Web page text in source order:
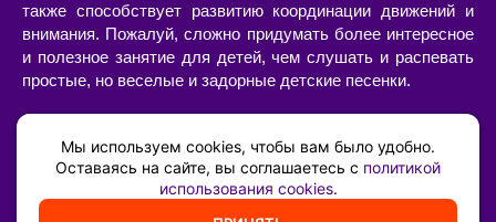
также способствует развитию координации движений и
внимания. Пожалуй, сложно придумать более интересное
и полезное занятие для детей, чем слушать и распевать
простые, но веселые и задорные детские песенки.
Слушать или скачать детские песни с текстами и
минусами, современные или старые, в хорошем качестве
можно на нашем сайте. Большой выбор песен для детей
позволит составить свой собственный сборник из тех
композиций, которые нравятся вам и вашему ребенку.
Мы используем cookies, чтобы вам было удобно.
Оставаясь на сайте, вы соглашаетесь с политикой
использования cookies.